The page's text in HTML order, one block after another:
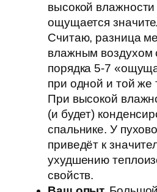
высокой
ощущается
Считаю, разница
влажным воздухом
порядка 5-7
при одной и той же
При высокой
(и будет)
спальнике. У
приведёт к
ухудшению
свойств.